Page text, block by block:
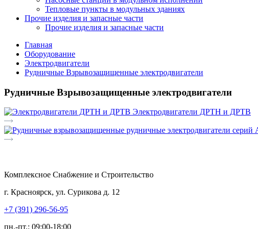
Тепловые пункты в модульных зданиях
Прочие изделия и запасные части
Прочие изделия и запасные части
Главная
Оборудование
Электродвигатели
Рудничные Взрывозащищенные электродвигатели
Рудничные Взрывозащищенные электродвигатели
Электродвигатели ДРТН и ДРТВ
Комплексное Снабжение и Строительство
г. Красноярск, ул. Сурикова д. 12
+7 (391) 296-56-95
пн.-пт.: 09:00-18:00